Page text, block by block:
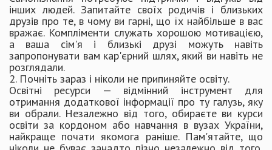
інших людей. Запитайте своїх родичів і близьких
друзів про те, в чому ви гарні, що їх найбільше в вас
вражає. Компліменти служать хорошою мотивацією,
а ваша сім'я і близькі друзі можуть навіть
запропонувати вам кар'єрний шлях, який ви навіть не
розглядали.
2. Почніть зараз і ніколи не припиняйте освіту.
Освітні ресурси — відмінний інструмент для
отримання додаткової інформації про ту галузь, яку
ви обрали. Незалежно від того, обираєте ви курси
освіти за кордоном або навчання в вузах України,
найкраще почати якомога раніше. Пам'ятайте, що